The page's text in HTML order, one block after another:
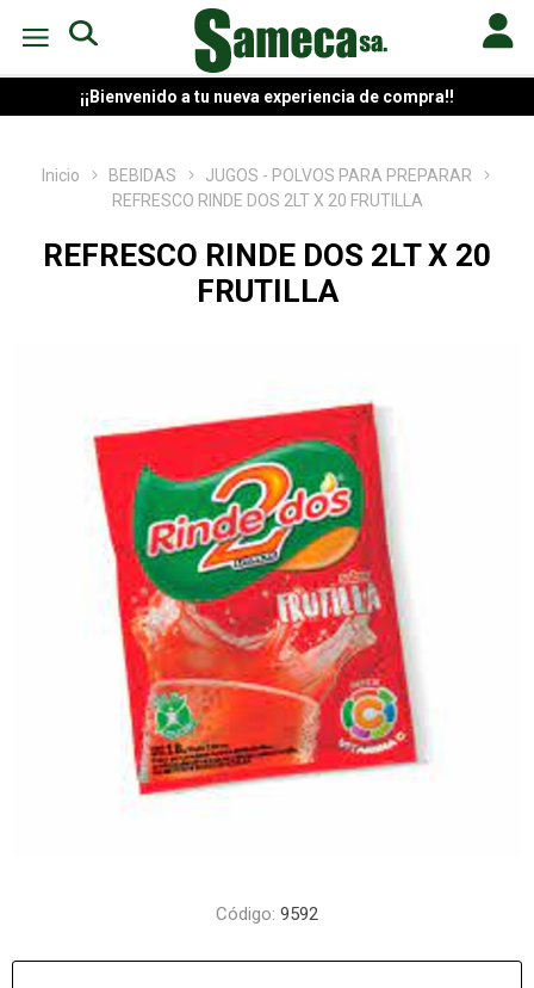
¡¡Bienvenido a tu nueva experiencia de compra!!
Inicio BEBIDAS
JUGOS - POLVOS PARA PREPARAR
REFRESCO RINDE DOS 2LT X 20 FRUTILLA
REFRESCO RINDE DOS 2LT X 20
FRUTILLA
Código: 9592